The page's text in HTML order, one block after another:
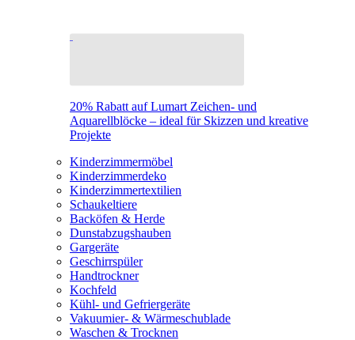
20% Rabatt auf Lumart Zeichen- und
Aquarellblöcke – ideal für Skizzen und kreative
Projekte
Kinderzimmermöbel
Kinderzimmerdeko
Kinderzimmertextilien
Schaukeltiere
Backöfen & Herde
Dunstabzugshauben
Gargeräte
Geschirrspüler
Handtrockner
Kochfeld
Kühl- und Gefriergeräte
Vakuumier- & Wärmeschublade
Waschen & Trocknen